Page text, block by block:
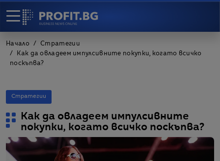
Начало
Стратегии
Как да овладеем импулсивните покупки, когато всичко
поскъпва?
Стратегии
Как да овладеем импулсивните
покупки, когато всичко поскъпва?